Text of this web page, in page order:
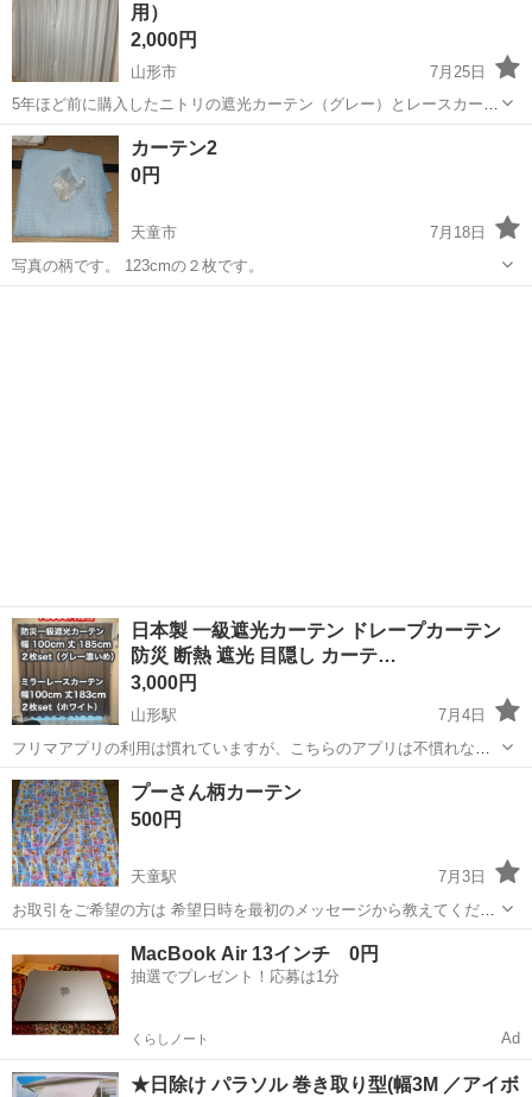
用）
2,000円
山形市
7月25日
5年ほど前に購入したニトリの遮光カーテン（グレー）とレースカーテ
ンのセットです。引っ越して不要になったためお譲りします。 サイズ
は幅100cm x 丈230cmです。（写真は現在の家で使っている、丈が短
めのものですが、色は同...
山形 山形市
カーテン2
0円
天童市
7月18日
写真の柄です。 123cmの２枚です。
日本製 一級遮光カーテン ドレープカーテン
防災 断熱 遮光 目隠し カーテ…
3,000円
山形駅
7月4日
フリマアプリの利用は慣れていますが、こちらのアプリは不慣れなの
で不手際があった場合は申し訳ありません。 購入先：楽天市場 カーテ
ンメーカーくれない直販店 ※商品の詳細は楽天のページにて確認して
下...
山形 山形市 山形駅
プーさん柄カーテン
500円
天童駅
7月3日
お取引をご希望の方は 希望日時を最初のメッセージから教えてくださ
い！ プーさんカーテン2枚 長さ約175cm 幅約100cm 画像4枚目 小さな
汚れあり その他は綺麗な方かと思います！
カーテン、ブラインド
MacBook Air 13インチ 0円
抽選でプレゼント！応募は1分
くらしノート Ad
★日除け パラソル 巻き取り型(幅3M ／アイボ